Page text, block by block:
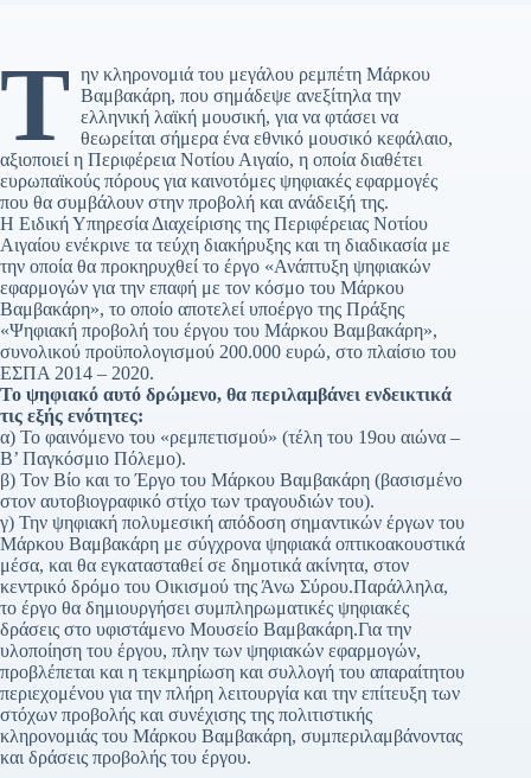
Τ ην κληρονομιά του μεγάλου ρεμπέτη Μάρκου
Βαμβακάρη, που σημάδεψε ανεξίτηλα την
ελληνική λαϊκή μουσική, για να φτάσει να
θεωρείται σήμερα ένα εθνικό μουσικό κεφάλαιο,
αξιοποιεί η Περιφέρεια Νοτίου Αιγαίο, η οποία διαθέτει
ευρωπαϊκούς πόρους για καινοτόμες ψηφιακές εφαρμογές
που θα συμβάλουν στην προβολή και ανάδειξή της.
Η Ειδική Υπηρεσία Διαχείρισης της Περιφέρειας Νοτίου
Αιγαίου ενέκρινε τα τεύχη διακήρυξης και τη διαδικασία με
την οποία θα προκηρυχθεί το έργο «Ανάπτυξη ψηφιακών
εφαρμογών για την επαφή με τον κόσμο του Μάρκου
Βαμβακάρη», το οποίο αποτελεί υποέργο της Πράξης
«Ψηφιακή προβολή του έργου του Μάρκου Βαμβακάρη»,
συνολικού προϋπολογισμού 200.000 ευρώ, στο πλαίσιο του
ΕΣΠΑ 2014 – 2020.
Το ψηφιακό αυτό δρώμενο, θα περιλαμβάνει ενδεικτικά
τις εξής ενότητες:
α) Το φαινόμενο του «ρεμπετισμού» (τέλη του 19ου αιώνα –
Β’ Παγκόσμιο Πόλεμο).
β) Τον Βίο και το Έργο του Μάρκου Βαμβακάρη (βασισμένο
στον αυτοβιογραφικό στίχο των τραγουδιών του).
γ) Την ψηφιακή πολυμεσική απόδοση σημαντικών έργων του
Μάρκου Βαμβακάρη με σύγχρονα ψηφιακά οπτικοακουστικά
μέσα, και θα εγκατασταθεί σε δημοτικά ακίνητα, στον
κεντρικό δρόμο του Οικισμού της Άνω Σύρου.Παράλληλα,
το έργο θα δημιουργήσει συμπληρωματικές ψηφιακές
δράσεις στο υφιστάμενο Μουσείο Βαμβακάρη.Για την
υλοποίηση του έργου, πλην των ψηφιακών εφαρμογών,
προβλέπεται και η τεκμηρίωση και συλλογή του απαραίτητου
περιεχομένου για την πλήρη λειτουργία και την επίτευξη των
στόχων προβολής και συνέχισης της πολιτιστικής
κληρονομιάς του Μάρκου Βαμβακάρη, συμπεριλαμβάνοντας
και δράσεις προβολής του έργου.